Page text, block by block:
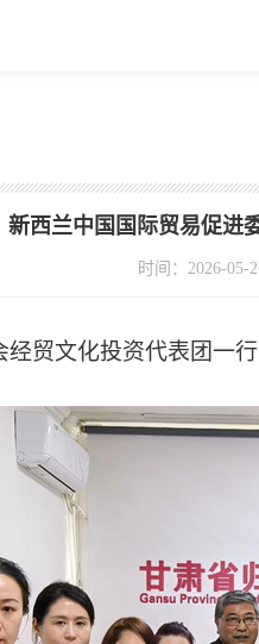
新西兰中国国际贸易促进
时间：2026-05-
贸文化投资代表团一